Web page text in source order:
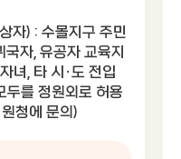
자) : 수몰지구 주민
자, 유공자 교육지
녀, 타 시·도 전입
두를 정원외로 허용
청에 문의)